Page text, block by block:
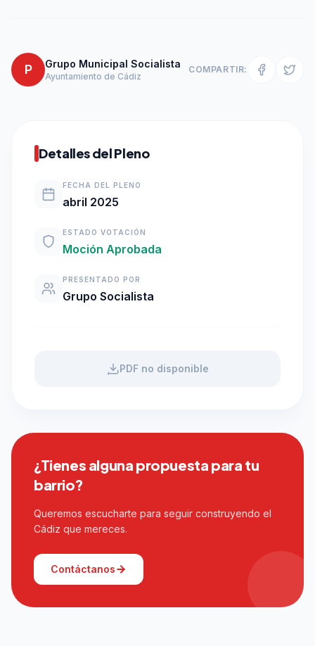
P Grupo Municipal Socialista
Ayuntamiento de Cádiz
COMPARTIR:
Detalles del Pleno
FECHA DEL PLENO
abril 2025
ESTADO VOTACIÓN
Moción Aprobada
PRESENTADO POR
Grupo Socialista
PDF no disponible
¿Tienes alguna propuesta para tu
barrio?
Queremos escucharte para seguir construyendo el
Cádiz que mereces.
Contáctanos